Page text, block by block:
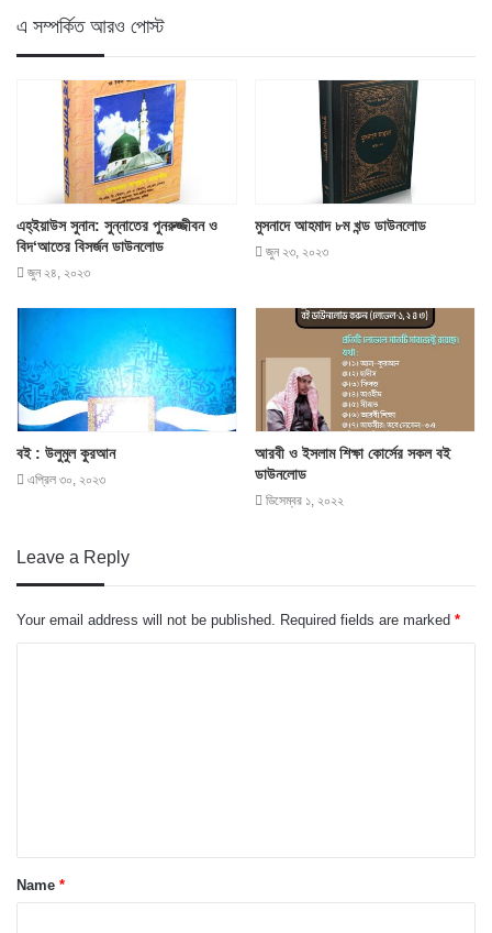
এ সম্পর্কিত আরও পোস্ট
এহ্‌ইয়াউস সুনান: সুন্নাতের পুনরুজ্জীবন ও
বিদ‘আতের বিসর্জন ডাউনলোড
জুন ২৪, ২০২৩
মুসনাদে আহমাদ ৮ম খন্ড ডাউনলোড
জুন ২৩, ২০২৩
বই : উলুমুল কুরআন
এপ্রিল ৩০, ২০২৩
আরবী ও ইসলাম শিক্ষা কোর্সের সকল বই
ডাউনলোড
ডিসেম্বর ১, ২০২২
Leave a Reply
Your email address will not be published. Required fields are marked *
Name *